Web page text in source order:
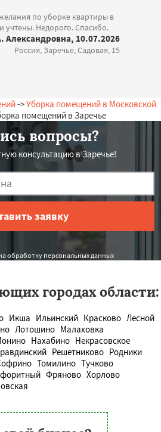
по уборке квартиры в
учтены. Недорого. Спасибо.
Александровна, 10.07.2026
Россия, Заречье, Садовая, 15
->Уборка помещений в Московской
помещений в Заречье
вопросы?
консультацию в Заречье!
обработку персональных данных
городах области:
Икша Ильинский Красково Лесной
Лотошино Малаховка
Нахабино Некрасовское
Решетниково Родники
Томилино Тучково
Фряново Хорлово